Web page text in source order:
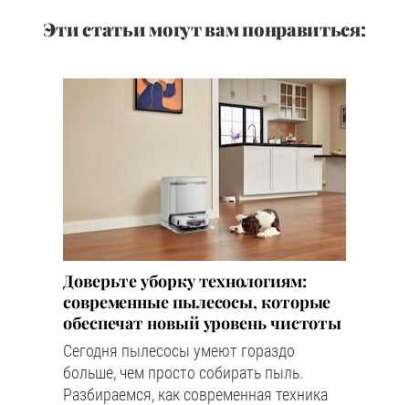
Эти статьи могут вам понравиться:
Доверьте уборку технологиям:
современные пылесосы, которые
обеспечат новый уровень чистоты
Сегодня пылесосы умеют гораздо
больше, чем просто собирать пыль.
Разбираемся, как современная техника